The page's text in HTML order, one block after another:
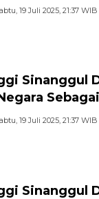
19 Juli 2025, 21:37 WIB
Sinanggul
19 Juli 2025, 21:37 WIB
Sinanggul